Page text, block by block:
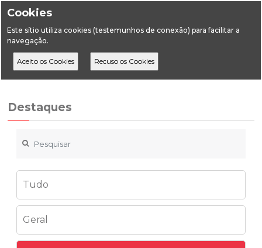
Cookies
Este sítio utiliza cookies (testemunhos de conexão) para facilitar a
navegação.
HomeDestaques Energia Esclarecimento | Registo prévio UPP
Destaques
Tudo
Geral